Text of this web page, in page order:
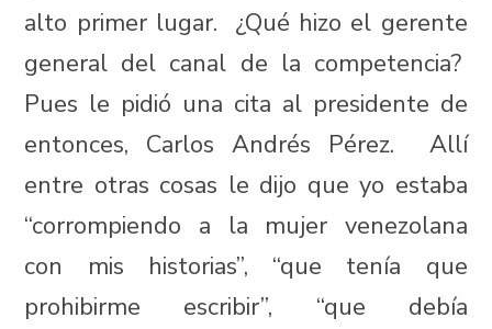
alto primer lugar. ¿Qué hizo el gerente
general del canal de la competencia?
Pues le pidió una cita al presidente de
entonces, Carlos Andrés Pérez. Allí
entre otras cosas le dijo que yo estaba
“corrompiendo a la mujer venezolana
con mis historias”, “que tenía que
prohibirme escribir”, “que debía